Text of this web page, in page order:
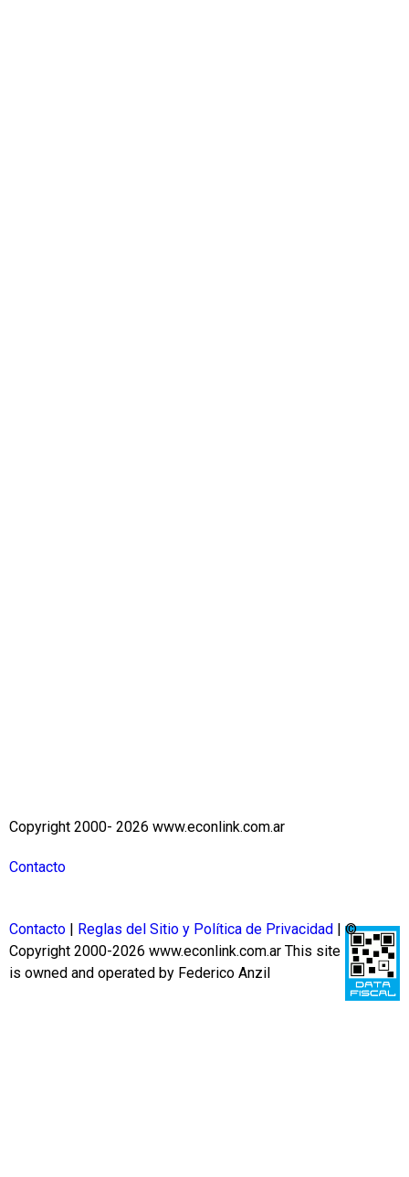
Copyright 2000- 2026 www.econlink.com.ar
Contacto
Contacto Reglas del Sitio y Política de Privacidad
| ©
Copyright 2000-2026 www.econlink.com.ar This site
is owned and operated by Federico Anzil